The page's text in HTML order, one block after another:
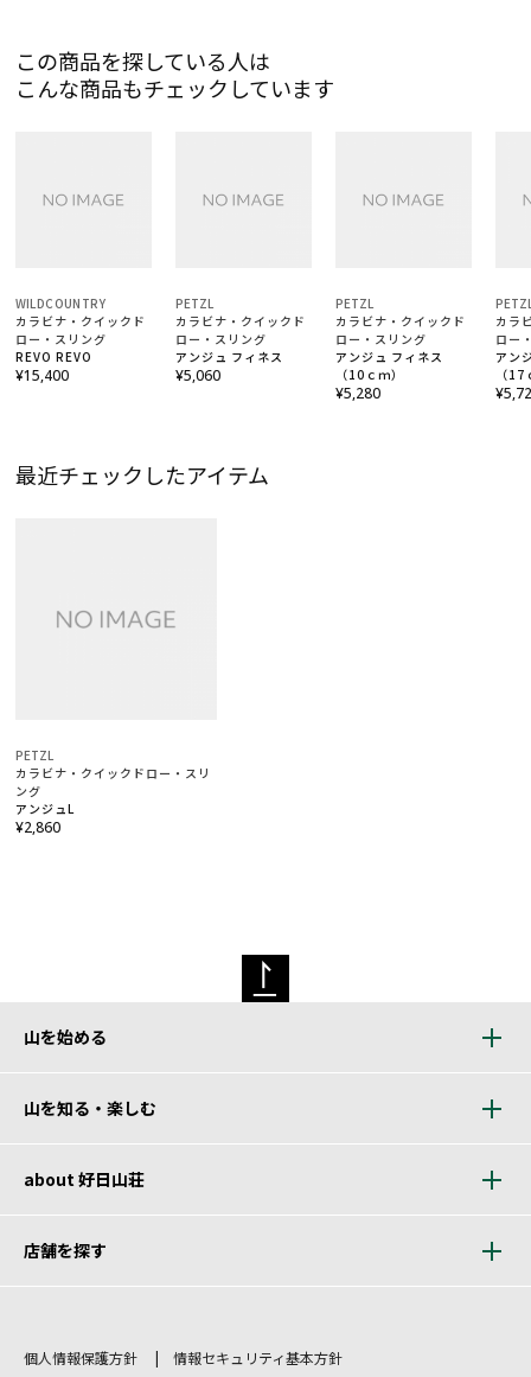
この商品を探している人は
こんな商品もチェックしています
WILDCOUNTRY
カラビナ・クイックド
ロー・スリング
REVO REVO
¥15,400
PETZL
カラビナ・クイックド
ロー・スリング
アンジュ フィネス
¥5,060
PETZL
カラビナ・クイックド
ロー・スリング
アンジュ フィネス
（10ｃｍ）
¥5,280
カラ
ロー
アン
（
最近チェックしたアイテム
PETZL
カラビナ・クイックドロー・スリ
ング
アンジュL
¥2,860
山を始める
山を知る・楽しむ
about 好日山荘
店舗を探す
個人情報保護方針 情報セキュリティ基本方針